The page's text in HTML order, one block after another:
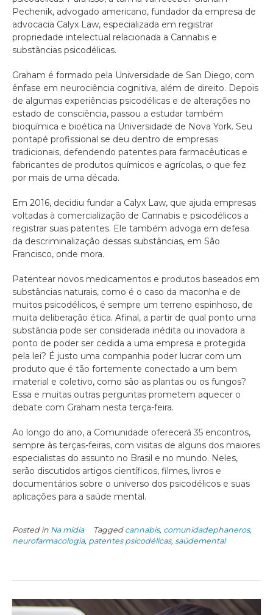
Pechenik, advogado americano, fundador da empresa de
advocacia Calyx Law, especializada em registrar
propriedade intelectual relacionada a Cannabis e
substâncias psicodélicas.
Graham é formado pela Universidade de San Diego, com
ênfase em neurociência cognitiva, além de direito. Depois
de algumas experiências psicodélicas e de alterações no
estado de consciência, passou a estudar também
bioquímica e bioética na Universidade de Nova York. Seu
pontapé profissional se deu dentro de empresas
tradicionais, defendendo patentes para farmacêuticas e
fabricantes de produtos químicos e agrícolas, o que fez
por mais de uma década.
Em 2016, decidiu fundar a Calyx Law, que ajuda empresas
voltadas à comercialização de Cannabis e psicodélicos a
registrar suas patentes. Ele também advoga em defesa
da descriminalização dessas substâncias, em São
Francisco, onde mora.
Patentear novos medicamentos e produtos baseados em
substâncias naturais, como é o caso da maconha e de
muitos psicodélicos, é sempre um terreno espinhoso, de
muita deliberação ética. Afinal, a partir de qual ponto uma
substância pode ser considerada inédita ou inovadora a
ponto de poder ser cedida a uma empresa e protegida
pela lei? É justo uma companhia poder lucrar com um
produto que é tão fortemente conectado a um bem
imaterial e coletivo, como são as plantas ou os fungos?
Essa e muitas outras perguntas prometem aquecer o
debate com Graham nesta terça-feira.
Ao longo do ano, a Comunidade oferecerá 35 encontros,
sempre às terças-feiras, com visitas de alguns dos maiores
especialistas do assunto no Brasil e no mundo. Neles,
serão discutidos artigos científicos, filmes, livros e
documentários sobre o universo dos psicodélicos e suas
aplicações para a saúde mental.
Posted in Na mídia Tagged cannabis, comunidadephaneros,
neurofarmacologia, patentes psicodélicas, saúdemental